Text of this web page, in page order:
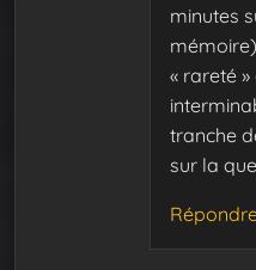
minutes
« rareté »
tranche
sur la